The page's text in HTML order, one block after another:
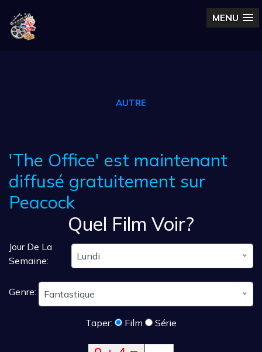
MENU
AUTRE
'The Office' est maintenant
diffusé gratuitement sur
Peacock
Quel Film Voir?
Jour De La
Semaine:
Lundi
Genre: Fantastique
Taper: Film Série